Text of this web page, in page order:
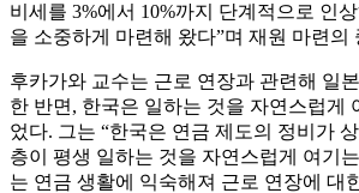
비세를 3%에서 10%까지 단계적으로 인
을 소중하게 마련해 왔다”며 재원 마련의
후카가와 교수는 근로 연장과 관련해 일
한 반면, 한국은 일하는 것을 자연스럽게
었다. 그는 “한국은 연금 제도의 정비가
층이 평생 일하는 것을 자연스럽게 여기
는 연금 생활에 익숙해져 근로 연장에 대